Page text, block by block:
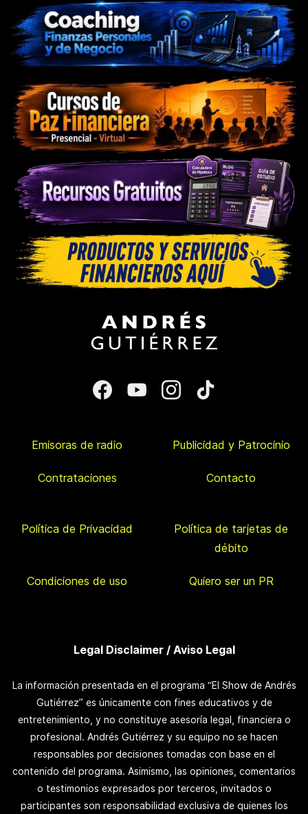
Emisoras de radio Publicidad y Patrocinio
Contrataciones Contacto
Política de Privacidad
Política de tarjetas de
débito
Condiciones de uso Quiero ser un PR
Legal Disclaimer / Aviso Legal
La información presentada en el programa “El Show de Andrés
Gutiérrez” es únicamente con fines educativos y de
entretenimiento, y no constituye asesoría legal, financiera o
profesional. Andrés Gutiérrez y su equipo no se hacen
responsables por decisiones tomadas con base en el
contenido del programa. Asimismo, las opiniones, comentarios
o testimonios expresados por terceros, invitados o
participantes son responsabilidad exclusiva de quienes los